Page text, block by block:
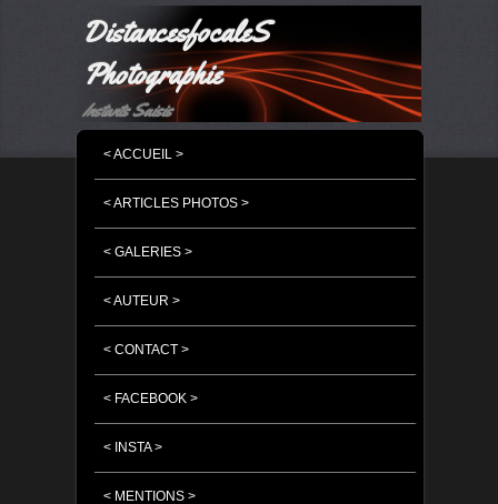
DistancesfocaleS
Photographie
Instants Saisis
MASQUER LA NAVIGATION PRINCIPALE
MASQUER LA NAVIGATION SECONDAIRE
< ACCUEIL >
< ARTICLES PHOTOS >
< GALERIES >
< AUTEUR >
< CONTACT >
< FACEBOOK >
< INSTA >
< MENTIONS >